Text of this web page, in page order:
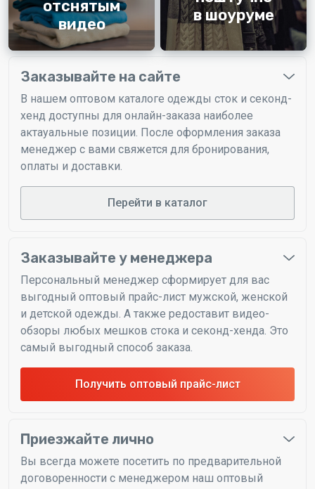
отснятым
видео
в шоуруме
Заказывайте на сайте
В нашем оптовом каталоге одежды сток и секонд-
хенд доступны для онлайн-заказа наиболее
актауальные позиции. После оформления заказа
менеджер с вами свяжется для бронирования,
оплаты и доставки.
Перейти в каталог
Заказывайте у менеджера
Персональный менеджер сформирует для вас
выгодный оптовый прайс-лист мужской, женской
и детской одежды. А также редоставит видео-
обзоры любых мешков стока и секонд-хенда. Это
самый выгодный способ заказа.
Получить оптовый прайс-лист
Приезжайте лично
Вы всегда можете посетить по предварительной
договоренности с менеджером наш оптовый